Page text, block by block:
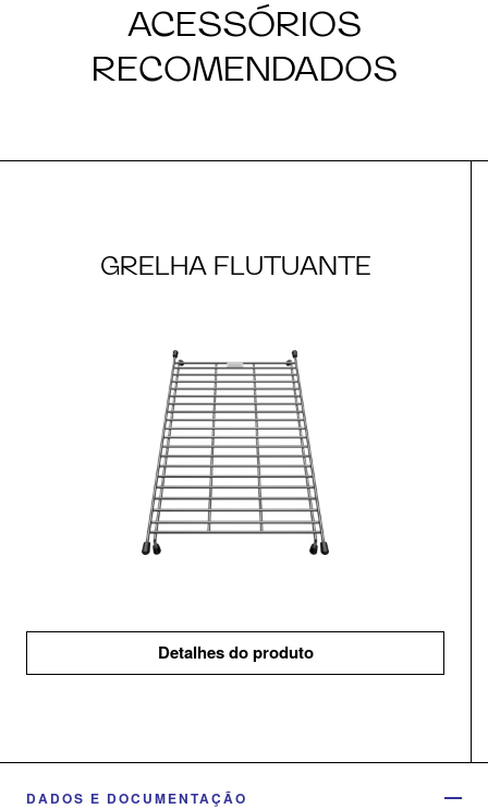
ACESSÓRIOS
RECOMENDADOS
GRELHA FLUTUANTE
Detalhes do produto
DADOS E DOCUMENTAÇÃO